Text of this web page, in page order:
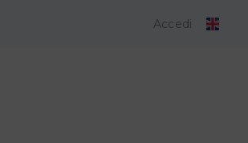
Accedi